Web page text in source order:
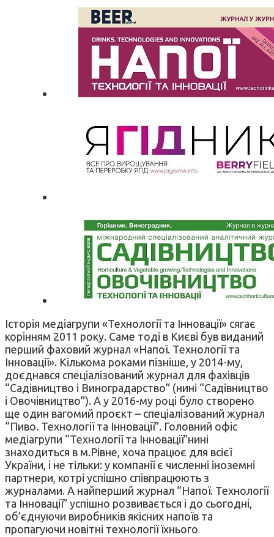
Історія медіагрупи «Технології та Інновації» сягає
корінням 2011 року. Саме тоді в Києві був виданий
перший фаховий журнал «Напої. Технології та
Інновації». Кількома роками пізніше, у 2014-му,
доєднався спеціалізований журнал для фахівців
“Садівництво і Виноградарство” (нині “Садівництво
і Овочівництво”). А у 2016-му році було створено
ще один вагомий проєкт – спеціалізований журнал
“Пиво. Технології та Інновації”. Головний офіс
медіагрупи “Технології та Інновації”нині
знаходиться в м.Рівне, хоча працює для всієї
України, і не тільки: у компанії є численні іноземні
партнери, котрі успішно співпрацюють з
журналами. А найперший журнал “Напої. Технології
та Інновації” успішно розвивається і до сьогодні,
об’єднуючи виробників якісних напоїв та
пропагуючи новітні технології їхнього